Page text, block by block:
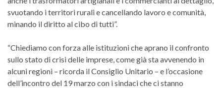
svuotando i territori rurali e cancellando lavoro e comunità,
minando il diritto al cibo di tutti”.
“Chiediamo con forza alle istituzioni che aprano il confronto
sullo stato di crisi delle imprese, come già sta avvenendo in
alcuni regioni – ricorda il Consiglio Unitario – e l’occasione
dell’incontro del 19 marzo con i sindaci che ci stanno